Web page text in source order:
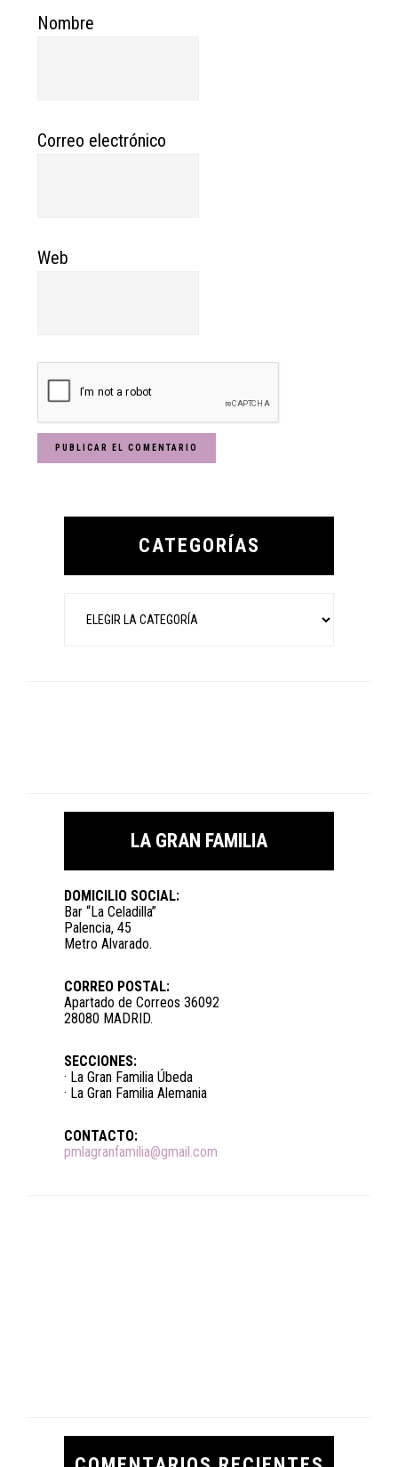
Nombre
Correo electrónico
Web
Primary
CATEGORÍAS
LA GRAN FAMILIA
DOMICILIO SOCIAL:
Bar “La Celadilla”
Palencia, 45
Metro Alvarado.
CORREO POSTAL:
Apartado de Correos 36092
28080 MADRID.
SECCIONES:
· La Gran Familia Úbeda
· La Gran Familia Alemania
CONTACTO:
pmlagranfamilia@gmail.com